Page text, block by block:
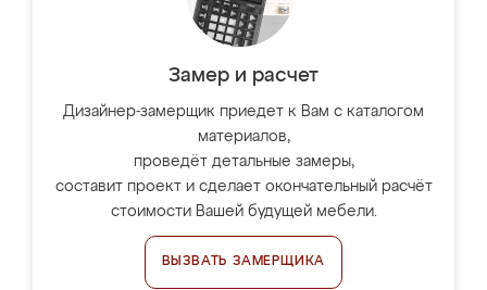
Замер и расчет
Дизайнер-замерщик приедет к Вам с каталогом
материалов,
проведёт детальные замеры,
составит проект и сделает окончательный расчёт
стоимости Вашей будущей мебели.
ВЫЗВАТЬ ЗАМЕРЩИКА